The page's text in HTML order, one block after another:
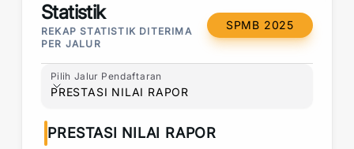
Statistik
REKAP STATISTIK DITERIMA
PER JALUR
SPMB 2025
Pilih Jalur Pendaftaran
Pilih Jalur Pendaftaran
PRESTASI NILAI RAPOR
PRESTASI NILAI RAPOR